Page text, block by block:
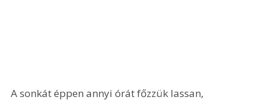
A sonkát éppen annyi órát főzzük lassan,